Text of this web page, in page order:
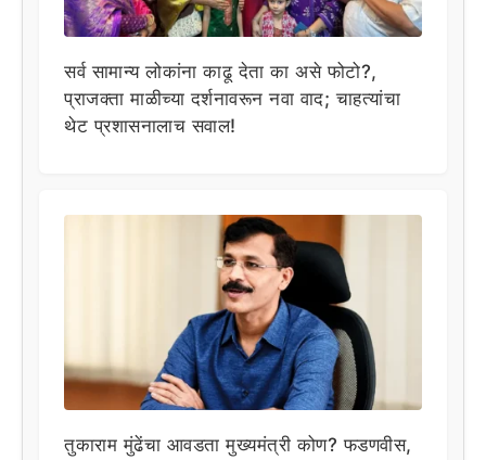
सर्व सामान्य लोकांना काढू देता का असे फोटो?,
प्राजक्ता माळीच्या दर्शनावरून नवा वाद; चाहत्यांचा
थेट प्रशासनालाच सवाल!
तुकाराम मुंढेंचा आवडता मुख्यमंत्री कोण? फडणवीस,